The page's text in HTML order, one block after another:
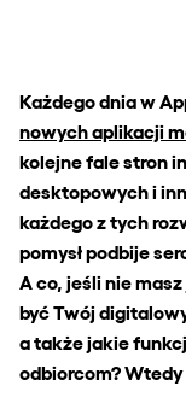
Każdego dnia w
nowych aplikacji
kolejne fale stron
desktopowych i
każdego z tych
pomysł podbije
A co, jeśli nie
być Twój
a także jakie
odbiorcom?